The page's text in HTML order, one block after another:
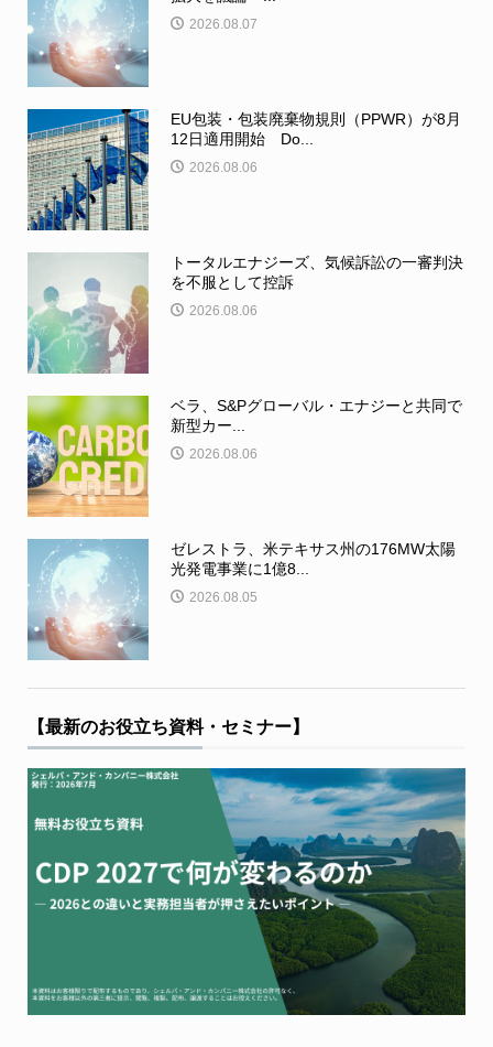
2026.08.07
EU包装・包装廃棄物規則（PPWR）が8月
12日適用開始 Do...
2026.08.06
トータルエナジーズ、気候訴訟の一審判決
を不服として控訴
2026.08.06
ベラ、S&Pグローバル・エナジーと共同で
新型カー...
2026.08.06
ゼレストラ、米テキサス州の176MW太陽
光発電事業に1億8...
2026.08.05
【最新のお役立ち資料・セミナー】